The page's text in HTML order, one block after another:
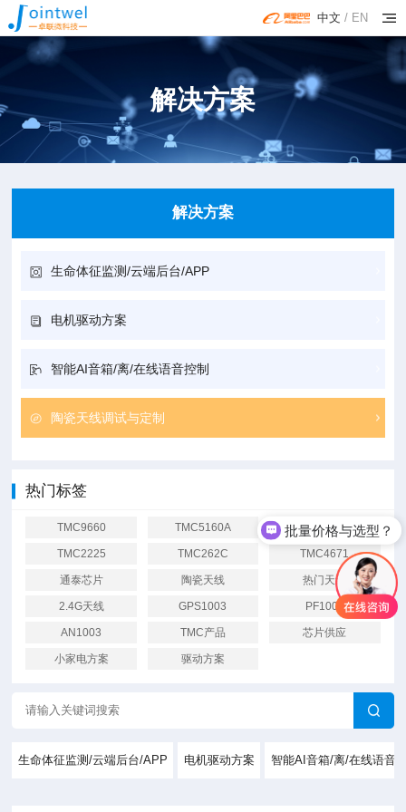
中文 / EN
解决方案
解决方案
生命体征监测/云端后台/APP
电机驱动方案
智能AI音箱/离/在线语音控制
陶瓷天线调试与定制
热门标签
TMC9660 TMC5160A TMC2209
TMC2225 TMC262C TMC4671
通泰芯片 陶瓷天线 热门天线
2.4G天线 GPS1003 PF1004
AN1003 TMC产品 芯片供应
小家电方案 驱动方案
生命体征监测/云端后台/APP 电机驱动方案 智能AI音箱/离/在线语音
批量价格与选型？